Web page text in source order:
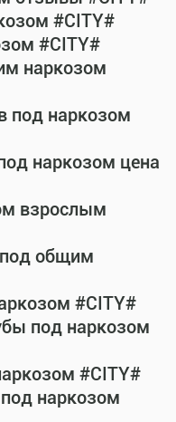
#CITY#
#CITY#
наркозом
под наркозом
наркозом цена
взрослым
общим
#CITY#
под наркозом
#CITY#
наркозом